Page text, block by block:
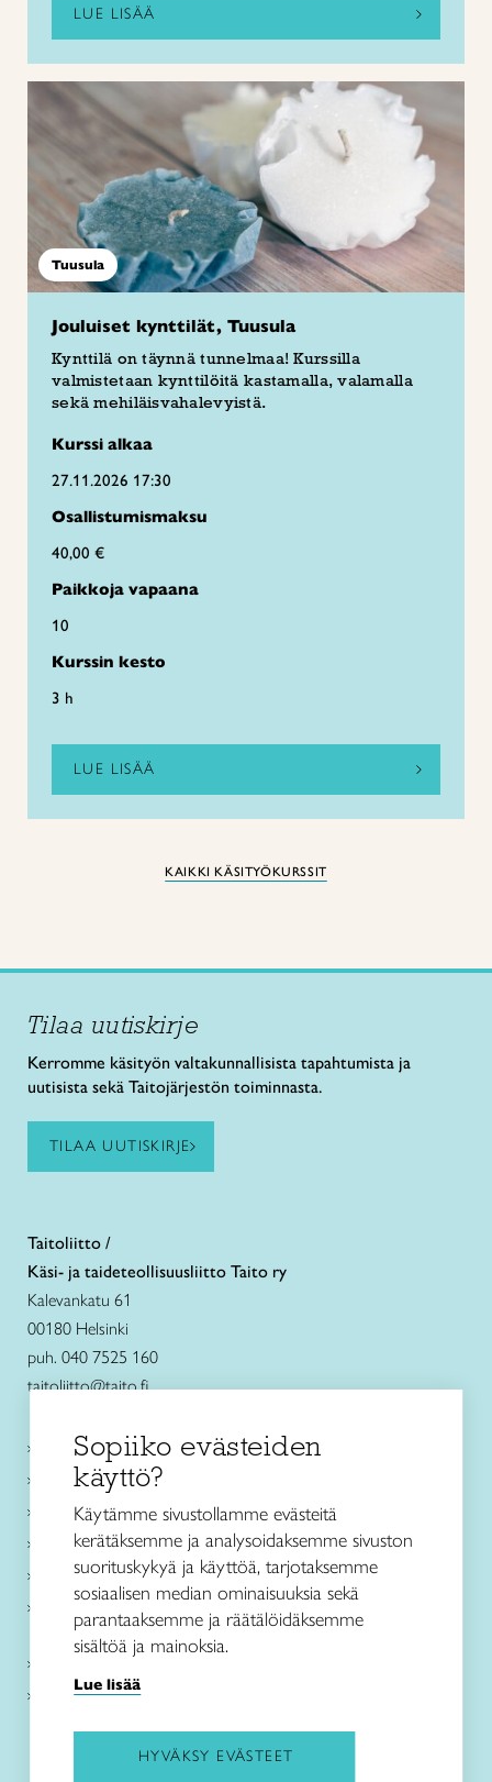
LUE LISÄÄ
Tuusula
Jouluiset kynttilät, Tuusula
Kynttilä on täynnä tunnelmaa! Kurssilla
valmistetaan kynttilöitä kastamalla, valamalla
sekä mehiläisvahalevyistä.
Kurssi alkaa
27.11.2026 17:30
Osallistumismaksu
40,00 €
Paikkoja vapaana
10
Kurssin kesto
3 h
LUE LISÄÄ
KAIKKI KÄSITYÖKURSSIT
Tilaa uutiskirje
Kerromme käsityön valtakunnallisista tapahtumista ja
uutisista sekä Taitojärjestön toiminnasta.
TILAA UUTISKIRJE
Taitoliitto /
Käsi- ja taideteollisuusliitto Taito ry
Kalevankatu 61
00180 Helsinki
puh. 040 7525 160
taitoliitto@taito.fi
Käsityökurssit ja koulutus
Ajankohtaista
Käsityöohjeet
Me olemme Taito
Paikallinen toiminta
Verkkokaupat
Kirjaudu Arviin
Kirjaudu Taitocampukseen
Sopiiko evästeiden
käyttö?
Käytämme sivustollamme evästeitä
kerätäksemme ja analysoidaksemme sivuston
suorituskykyä ja käyttöä, tarjotaksemme
sosiaalisen median ominaisuuksia sekä
parantaaksemme ja räätälöidäksemme
sisältöä ja mainoksia.
Lue lisää
HYVÄKSY EVÄSTEET